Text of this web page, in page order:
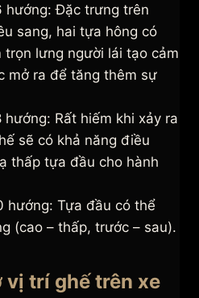
hướng: Đặc trưng trên
sang, hai tựa hông có
lưng người lái tạo cảm
mở ra để tăng thêm sự
hướng: Rất hiếm khi xảy ra
sẽ có khả năng điều
thấp tựa đầu cho hành
hướng: Tựa đầu có thể
(cao – thấp, trước – sau).
vị trí ghế trên xe